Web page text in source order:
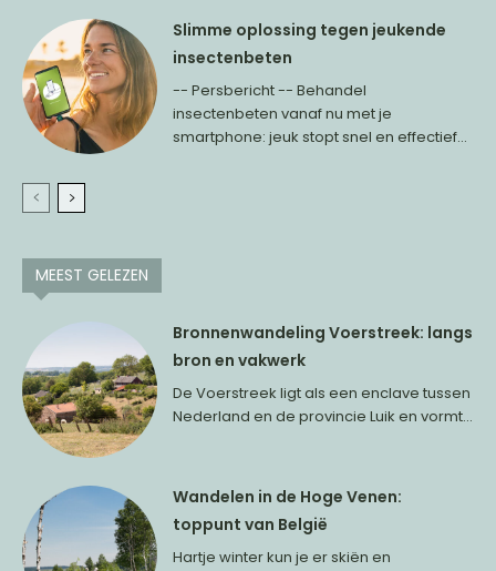
Slimme oplossing tegen jeukende
insectenbeten
-- Persbericht -- Behandel
insectenbeten vanaf nu met je
smartphone: jeuk stopt snel en effectief...
MEEST GELEZEN
Bronnenwandeling Voerstreek: langs
bron en vakwerk
De Voerstreek ligt als een enclave tussen
Nederland en de provincie Luik en vormt...
Wandelen in de Hoge Venen:
toppunt van België
Hartje winter kun je er skiën en